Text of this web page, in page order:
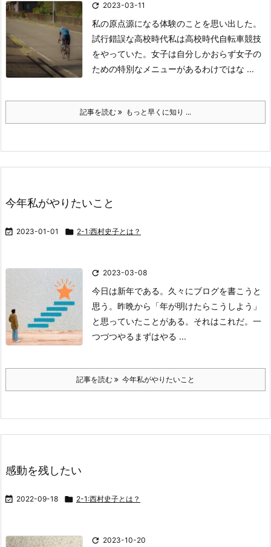
 2023-03-11
私の原点源になる体験のことを思い出した。
試行錯誤な高校時代私は高校時代自転車競技
をやっていた。 女子は自分しかおらず女子の
ための特別なメニューがあるわけではな ...
記事を読む もっと早くに知り ...
今年私がやりたいこと
 2023-01-01  2-1:西村史子とは？
 2023-03-08
今日は新年である。 久々にブログを書こうと
思う。 昨晩から「年が明けたらこうしよう」
と 思っていたことがある。 それはこれだ。 一
つづつやる まずはやる ...
記事を読む 今年私がやりたいこと
感動を残したい
 2022-09-18  2-1:西村史子とは？
 2023-10-20